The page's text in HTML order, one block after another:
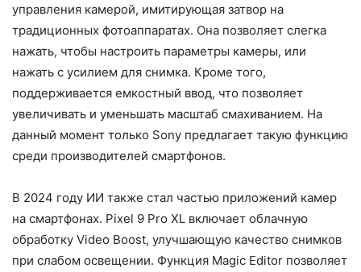
управления камерой, имитирующая затвор на
традиционных фотоаппаратах. Она позволяет слегка
нажать, чтобы настроить параметры камеры, или
нажать с усилием для снимка. Кроме того,
поддерживается емкостный ввод, что позволяет
увеличивать и уменьшать масштаб смахиванием. На
данный момент только Sony предлагает такую функцию
среди производителей смартфонов.
В 2024 году ИИ также стал частью приложений камер
на смартфонах. Pixel 9 Pro XL включает облачную
обработку Video Boost, улучшающую качество снимков
при слабом освещении. Функция Magic Editor позволяет